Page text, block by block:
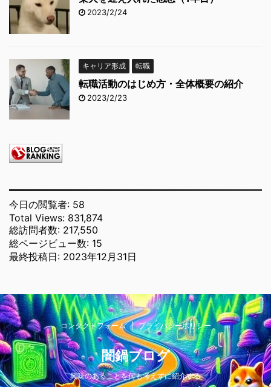
2023/2/24
キャリア形成 転職
転職活動のはじめ方・全体概要の紹介
2023/2/23
今日の閲覧者: 58
Total Views: 831,874
総訪問者数: 217,550
総ページビュー数: 15
最終投稿日: 2023年12月31日
コンタクトフォーム プライバシーポリシー
闇鍋ブログ
興味のあることを何も考えずに紹介する